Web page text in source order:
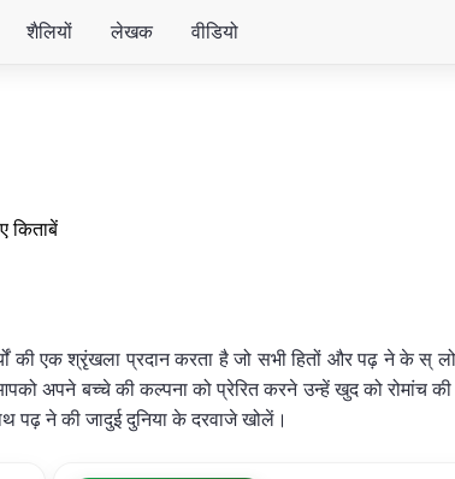
शैलियों लेखक वीडियो
किताबें
की एक श्रृंखला प्रदान करता है जो सभी हितों और पढ़ ने
अपने बच्चे की कल्पना को प्रेरित करने उन्हें खुद को रोमांच
पढ़ ने की जादुई दुनिया के दरवाजे खोलें।